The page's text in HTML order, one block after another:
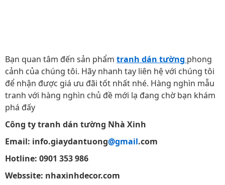
Bạn quan tâm đến sản phẩm tranh dán tường phong
cảnh của chúng tôi. Hãy nhanh tay liên hệ với chúng tôi
để nhận được giá ưu đãi tốt nhất nhé. Hàng nghìn mẫu
tranh với hàng nghìn chủ đề mới lạ đang chờ bạn khám
phá đấy
Công ty tranh dán tường Nhà Xinh
Email: info.giaydantuong@gmail.com
Hotline: 0901 353 986
Webssite: nhaxinhdecor.com